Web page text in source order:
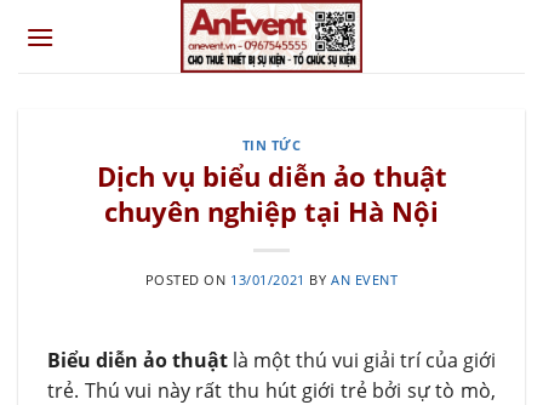
TIN TỨC
Dịch vụ biểu diễn ảo thuật
chuyên nghiệp tại Hà Nội
POSTED ON 13/01/2021 BY AN EVENT
Biểu diễn ảo thuật là một thú vui giải trí của giới
trẻ. Thú vui này rất thu hút giới trẻ bởi sự tò mò,